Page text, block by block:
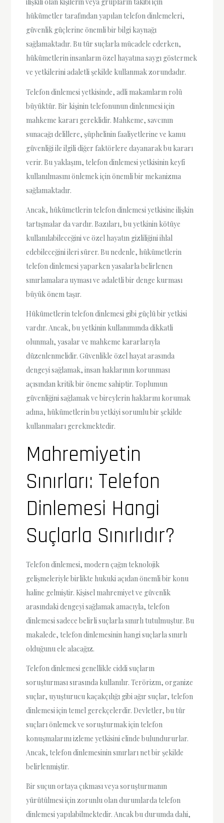
ilişkili olan kişilerin veya grupların takibi için
hükümetler tarafından yapılan telefon dinlemeleri,
güvenlik güçlerine önemli bir bilgi kaynağı
sağlamaktadır. Bu tür suçlarla mücadele ederken,
hükümetlerin insanların özel hayatına saygı göstermek
ve yetkilerini adaletli şekilde kullanmak zorundadır.
Telefon dinlemesi yetkisinde, adli makamların rolü
büyüktür. Bir kişinin telefonunun dinlenmesi için
mahkeme kararı gereklidir. Mahkeme, savcının
sunacağı delillere, şüphelinin faaliyetlerine ve kamu
güvenliği ile ilgili diğer faktörlere dayanarak bu kararı
verir. Bu yaklaşım, telefon dinlemesi yetkisinin keyfi
kullanılmasını önlemek için önemli bir mekanizma
sağlamaktadır.
Ancak, hükümetlerin telefon dinlemesi yetkisine ilişkin
tartışmalar da vardır. Bazıları, bu yetkinin kötüye
kullanılabileceğini ve özel hayatın gizliliğini ihlal
edebileceğini ileri sürer. Bu nedenle, hükümetlerin
telefon dinlemesi yaparken yasalarla belirlenen
sınırlamalara uyması ve adaletli bir denge kurması
büyük önem taşır.
Hükümetlerin telefon dinlemesi gibi güçlü bir yetkisi
vardır. Ancak, bu yetkinin kullanımında dikkatli
olunmalı, yasalar ve mahkeme kararlarıyla
düzenlenmelidir. Güvenlikle özel hayat arasında
dengeyi sağlamak, insan haklarının korunması
açısından kritik bir öneme sahiptir. Toplumun
güvenliğini sağlamak ve bireylerin haklarını korumak
adına, hükümetlerin bu yetkiyi sorumlu bir şekilde
kullanmaları gerekmektedir.
Mahremiyetin
Sınırları: Telefon
Dinlemesi Hangi
Suçlarla Sınırlıdır?
Telefon dinlemesi, modern çağın teknolojik
gelişmeleriyle birlikte hukuki açıdan önemli bir konu
haline gelmiştir. Kişisel mahremiyet ve güvenlik
arasındaki dengeyi sağlamak amacıyla, telefon
dinlemesi sadece belirli suçlarla sınırlı tutulmuştur. Bu
makalede, telefon dinlemesinin hangi suçlarla sınırlı
olduğunu ele alacağız.
Telefon dinlemesi genellikle ciddi suçların
soruşturması sırasında kullanılır. Terörizm, organize
suçlar, uyuşturucu kaçakçılığı gibi ağır suçlar, telefon
dinlemesi için temel gerekçelerdir. Devletler, bu tür
suçları önlemek ve soruşturmak için telefon
konuşmalarını izleme yetkisini elinde bulundururlar.
Ancak, telefon dinlemesinin sınırları net bir şekilde
belirlenmiştir.
Bir suçun ortaya çıkması veya soruşturmanın
yürütülmesi için zorunlu olan durumlarda telefon
dinlemesi yapılabilmektedir. Ancak bu durumda dahi,